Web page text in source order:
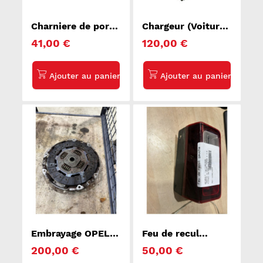
Charniere de porte
PEUGEOT BOXER 3
41,00 €
Chargeur (Voiture
CITROEN DS5
120,00 €
Embrayage OPEL
200,00 €
Feu de recul
TRAFIC 3 COURT
50,00 €